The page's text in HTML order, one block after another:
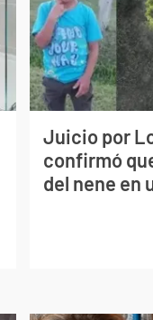
Juicio por
confirmó
del nene en